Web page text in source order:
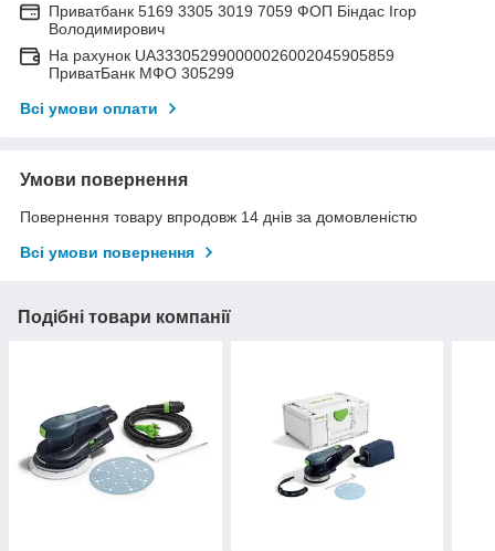
Приватбанк 5169 3305 3019 7059 ФОП Біндас Ігор
Володимирович
На рахунок UA333052990000026002045905859
ПриватБанк МФО 305299
Всі умови оплати
Умови повернення
Повернення товару впродовж 14 днів за домовленістю
Всі умови повернення
Подібні товари компанії